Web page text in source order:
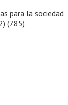
para la sociedad
(785)